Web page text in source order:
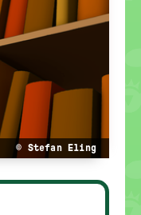
© Stefan Eling